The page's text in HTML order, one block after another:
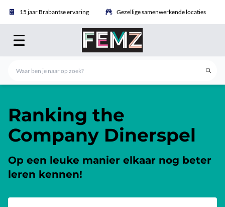
15 jaar Brabantse ervaring Gezellige samenwerkende locaties
Ranking the
Company Dinerspel
Op een leuke manier elkaar nog beter
leren kennen!